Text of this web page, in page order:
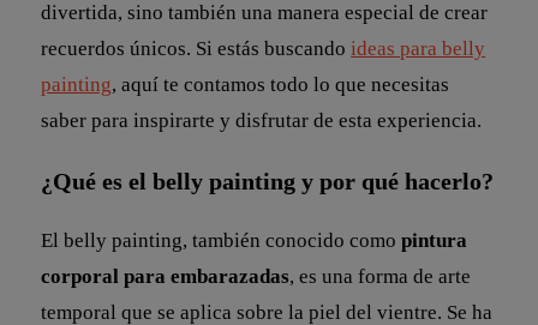
divertida, sino también una manera especial de crear
recuerdos únicos. Si estás buscandoideas para belly
painting, aquí te contamos todo lo que necesitas
saber para inspirarte y disfrutar de esta experiencia.
¿Qué es el belly painting y por qué hacerlo?
El belly painting, también conocido comopintura
corporal para embarazadas, es una forma de arte
temporal que se aplica sobre la piel del vientre. Se ha